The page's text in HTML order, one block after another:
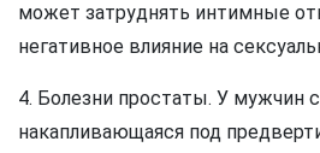
может затруднять интимные
негативное влияние на
4. Болезни простаты. У мужчин
накапливающаяся под